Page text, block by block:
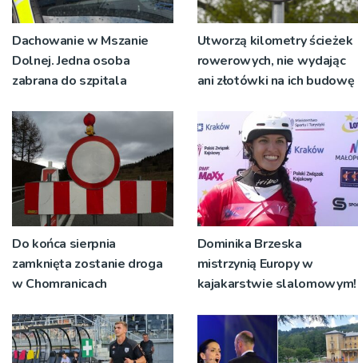
Dachowanie w Mszanie
Dolnej. Jedna osoba
zabrana do szpitala
Utworzą kilometry ścieżek
rowerowych, nie wydając
ani złotówki na ich budowę
Do końca sierpnia
zamknięta zostanie droga
w Chomranicach
Dominika Brzeska
mistrzynią Europy w
kajakarstwie slalomowym!